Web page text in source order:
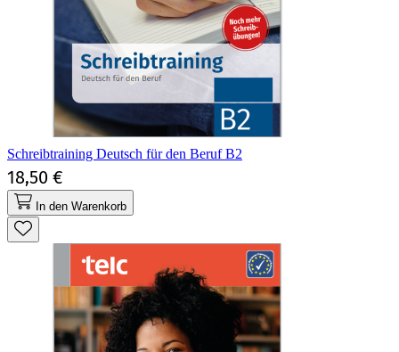
Schreibtraining Deutsch für den Beruf B2
18,50 €
In den Warenkorb